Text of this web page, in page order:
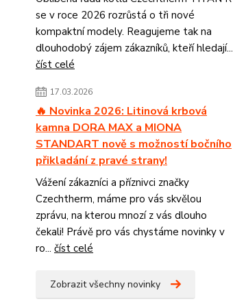
se v roce 2026 rozrůstá o tři nové
kompaktní modely. Reagujeme tak na
dlouhodobý zájem zákazníků, kteří hledají...
číst celé
17.03.2026
🔥 Novinka 2026: Litinová krbová
kamna DORA MAX a MIONA
STANDART nově s možností bočního
přikladání z pravé strany!
Vážení zákazníci a příznivci značky
Czechtherm, máme pro vás skvělou
zprávu, na kterou mnozí z vás dlouho
čekali! Právě pro vás chystáme novinky v
ro... číst celé
Zobrazit všechny novinky